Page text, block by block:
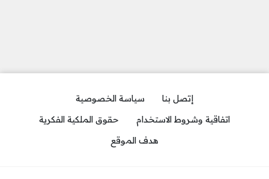
إتصل بنا
سياسة الخصوصية
اتفاقية وشروط الاستخدام
حقوق الملكية الفكرية
هدف الموقع